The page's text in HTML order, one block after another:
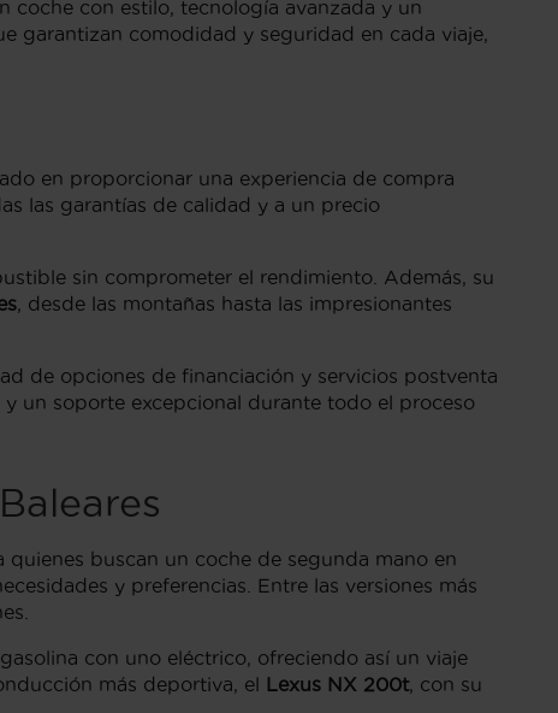
coche con estilo, tecnología avanzada y un
garantizan comodidad y seguridad en cada viaje,
en proporcionar una experiencia de compra
las garantías de calidad y a un precio
sin comprometer el rendimiento. Además, su
, desde las montañas hasta las impresionantes
de opciones de financiación y servicios postventa
un soporte excepcional durante todo el proceso
buscan un coche de segunda mano en
y preferencias. Entre las versiones más
con uno eléctrico, ofreciendo así un viaje
más deportiva, el Lexus NX 200t, con su